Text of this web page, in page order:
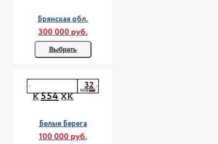
Брянская обл.
300 000 руб.
Выбрать
К554ХК
32
Белые Берега
100 000 руб.